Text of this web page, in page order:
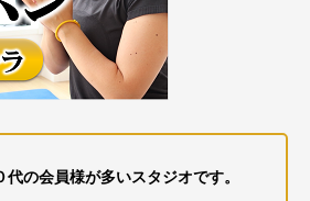
の会員様が多いスタジオです。